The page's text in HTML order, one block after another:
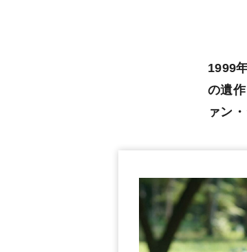
1999
の遺
ァン